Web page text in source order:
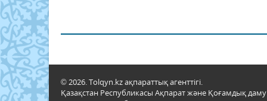
© 2026. Tolqyn.kz ақпараттық агенттігі.
Қазақстан Республикасы Ақпарат және Қоғамдық даму